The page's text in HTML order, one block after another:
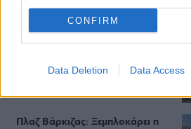
CONFIRM
Data Deletion Data Access
Περιπέτεια, χαλάρωση ή δροσιά;
Βρήκαμε το ρόφημα που θα
Starbucks
Πλαζ Βάρκιζας: Ξεμπλοκάρει η